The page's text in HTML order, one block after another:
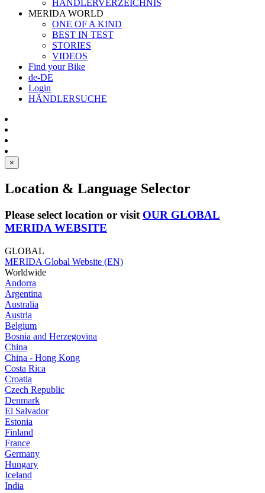
HÄNDLERVERZEICHNIS
MERIDA WORLD
ONE OF A KIND
BEST IN TEST
STORIES
VIDEOS
Find your Bike
de-DE
Login
HÄNDLERSUCHE
×
Location & Language Selector
Please select location or visit OUR GLOBAL
MERIDA WEBSITE
GLOBAL
MERIDA Global Website (EN)
Worldwide
Andorra
Argentina
Australia
Austria
Belgium
Bosnia and Herzegovina
China
China - Hong Kong
Costa Rica
Croatia
Czech Republic
Denmark
El Salvador
Estonia
Finland
France
Germany
Hungary
Iceland
India